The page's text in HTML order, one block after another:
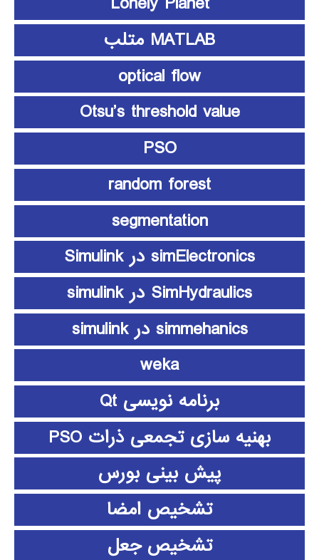
MATLAB متلب
optical flow
Otsu’s threshold value
PSO
random forest
segmentation
simElectronics در Simulink
SimHydraulics در simulink
simmehanics در simulink
weka
برنامه نویسی Qt
بهنیه سازی تجمعی ذرات PSO
پیش بینی بورس
تشخیص امضا
تشخیص جعل